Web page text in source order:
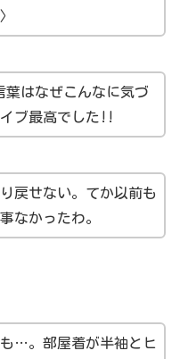
はなぜこんなに気づ
ブ最高でした!!
戻せない。てか以前も
なかったわ。
…。部屋着が半袖とヒ